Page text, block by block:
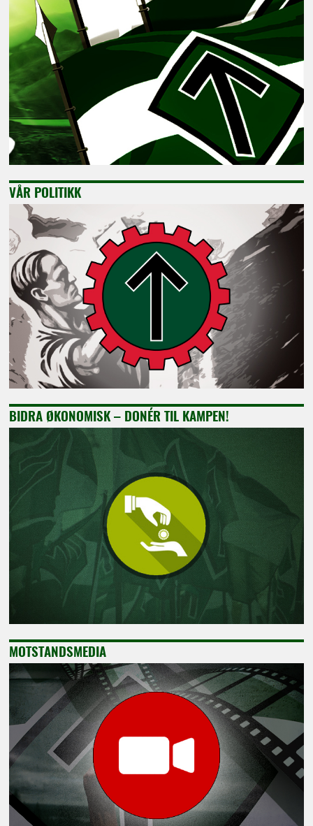
VÅR POLITIKK
BIDRA ØKONOMISK – DONÉR TIL KAMPEN!
MOTSTANDSMEDIA